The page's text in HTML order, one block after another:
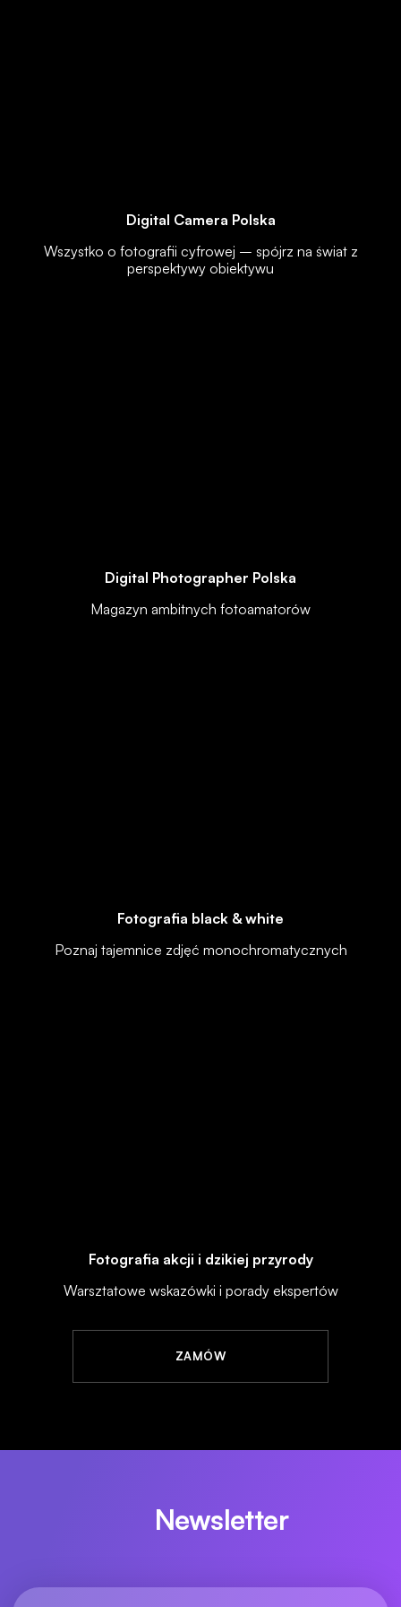
Digital Camera Polska
Wszystko o fotografii cyfrowej – spójrz na świat z
perspektywy obiektywu
Digital Photographer Polska
Magazyn ambitnych fotoamatorów
Fotografia black & white
Poznaj tajemnice zdjęć monochromatycznych
Fotografia akcji i dzikiej przyrody
Warsztatowe wskazówki i porady ekspertów
ZAMÓW
Newsletter